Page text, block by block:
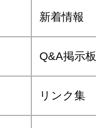
新着情報
Q&A掲示板
リンク集